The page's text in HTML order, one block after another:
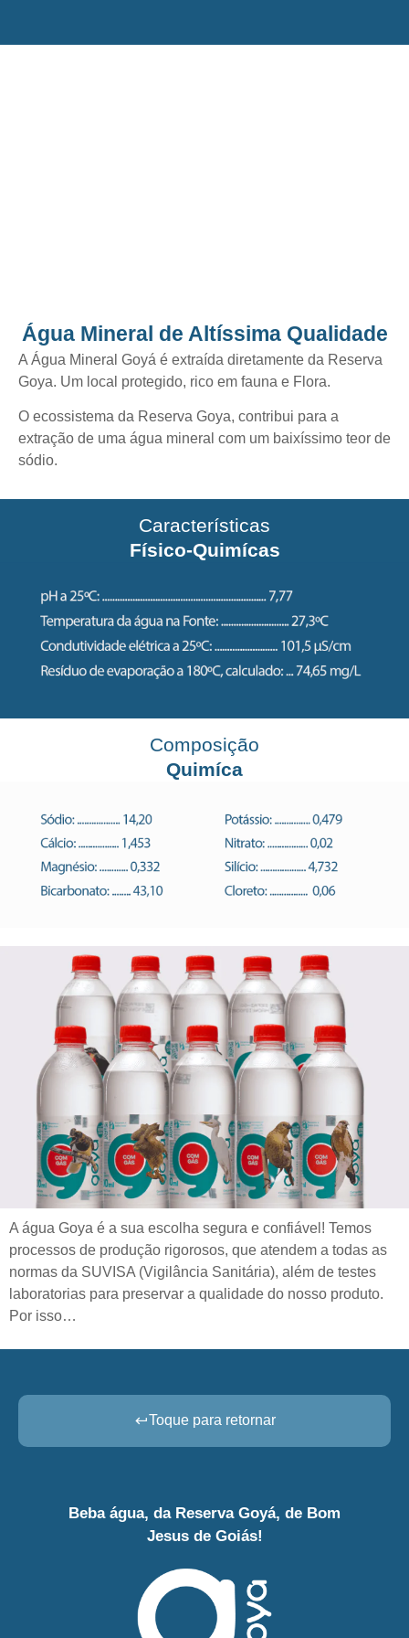
Água Mineral de Altíssima Qualidade
A Água Mineral Goyá é extraída diretamente da Reserva
Goya. Um local protegido, rico em fauna e Flora.
O ecossistema da Reserva Goya, contribui para a
extração de uma água mineral com um baixíssimo teor de
sódio.
Características
Físico-Quimícas
Composição
Quimíca
A água Goya é a sua escolha segura e confiável! Temos
processos de produção rigorosos, que atendem a todas as
normas da SUVISA (Vigilância Sanitária), além de testes
laboratorias para preservar a qualidade do nosso produto.
Por isso…
Toque para retornar
Beba água, da Reserva Goyá, de Bom
Jesus de Goiás!